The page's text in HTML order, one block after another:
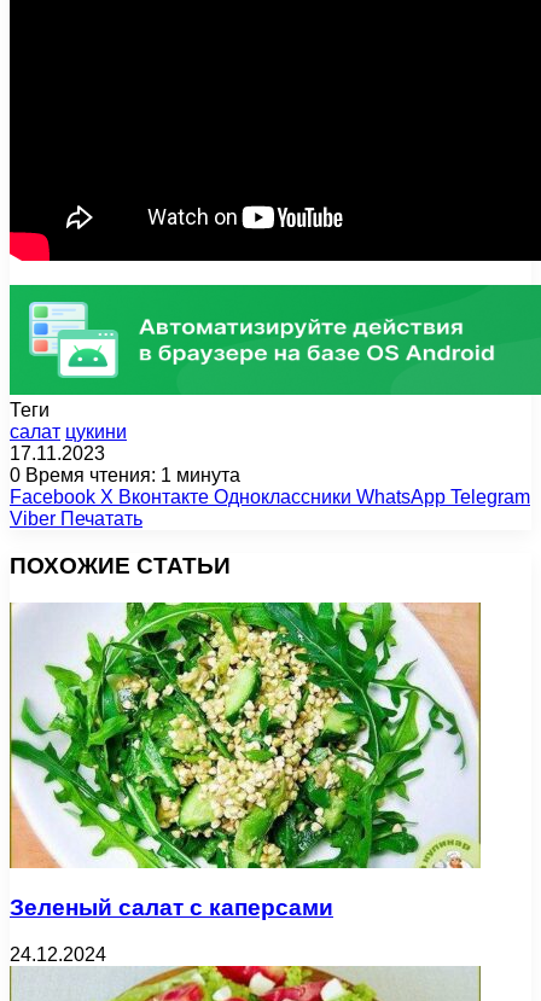
Теги
салат цукини
17.11.2023
0 Время чтения: 1 минута
Facebook X Вконтакте Одноклассники WhatsApp Telegram
Viber Печатать
ПОХОЖИЕ СТАТЬИ
Зеленый салат с каперсами
24.12.2024